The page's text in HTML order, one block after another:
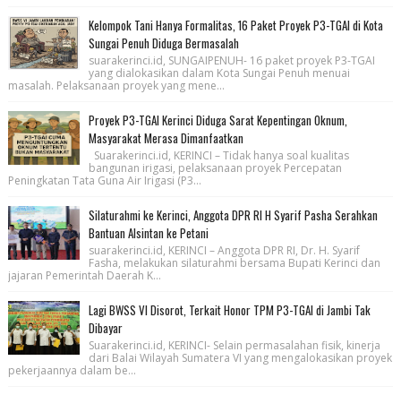
Kelompok Tani Hanya Formalitas, 16 Paket Proyek P3-TGAI di Kota
Sungai Penuh Diduga Bermasalah
suarakerinci.id, SUNGAIPENUH- 16 paket proyek P3-TGAI
yang dialokasikan dalam Kota Sungai Penuh menuai
masalah. Pelaksanaan proyek yang mene...
Proyek P3-TGAI Kerinci Diduga Sarat Kepentingan Oknum,
Masyarakat Merasa Dimanfaatkan
Suarakerinci.id, KERINCI – Tidak hanya soal kualitas
bangunan irigasi, pelaksanaan proyek Percepatan
Peningkatan Tata Guna Air Irigasi (P3...
Silaturahmi ke Kerinci, Anggota DPR RI H Syarif Pasha Serahkan
Bantuan Alsintan ke Petani
suarakerinci.id, KERINCI – Anggota DPR RI, Dr. H. Syarif
Fasha, melakukan silaturahmi bersama Bupati Kerinci dan
jajaran Pemerintah Daerah K...
Lagi BWSS VI Disorot, Terkait Honor TPM P3-TGAI di Jambi Tak
Dibayar
Suarakerinci.id, KERINCI- Selain permasalahan fisik, kinerja
dari Balai Wilayah Sumatera VI yang mengalokasikan proyek
pekerjaannya dalam be...